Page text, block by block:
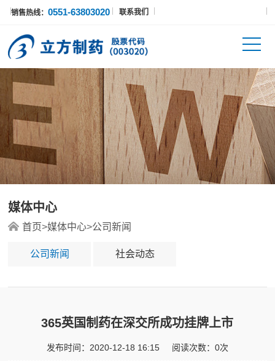
销售热线：0551-63803020 联系我们
媒体中心
首页>媒体中心>公司新闻
公司新闻 社会动态
365英国制药在深交所成功挂牌上市
发布时间： 2020-12-18 16:15 阅读次数： 0次